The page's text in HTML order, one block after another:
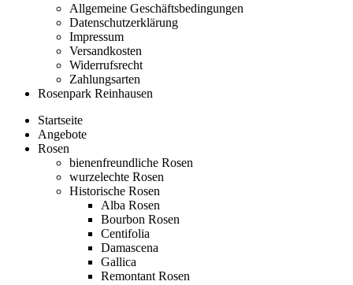
Allgemeine Geschäftsbedingungen
Datenschutzerklärung
Impressum
Versandkosten
Widerrufsrecht
Zahlungsarten
Rosenpark Reinhausen
Startseite
Angebote
Rosen
bienenfreundliche Rosen
wurzelechte Rosen
Historische Rosen
Alba Rosen
Bourbon Rosen
Centifolia
Damascena
Gallica
Remontant Rosen